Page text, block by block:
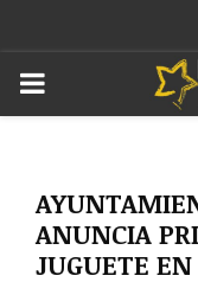
PRIMARY
ANUNCIA
JUGUETE